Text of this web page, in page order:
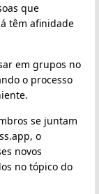
que
têm afinidade
em grupos no
o processo
se juntam
o
novos
no tópico do